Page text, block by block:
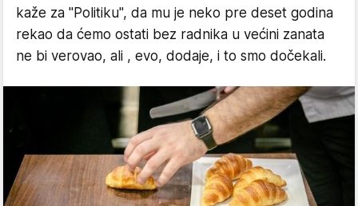
kaže za "Politiku", da mu je neko pre deset godina
rekao da ćemo ostati bez radnika u većini zanata
ne bi verovao, ali , evo, dodaje, i to smo dočekali.